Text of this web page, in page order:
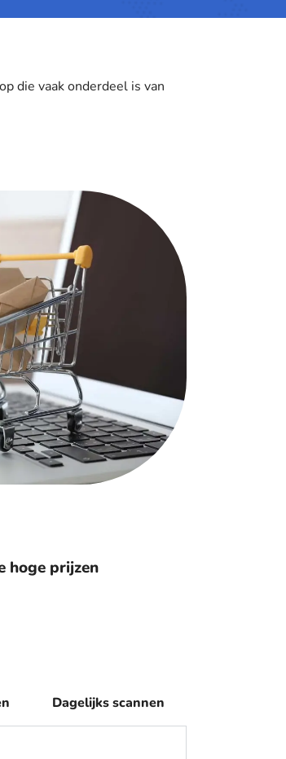
die vaak onderdeel is van
hoge prijzen
Dagelijks scannen